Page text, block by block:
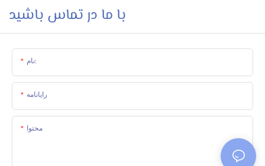
با ما در تماس باشید
نام:
رایانامه
محتوا